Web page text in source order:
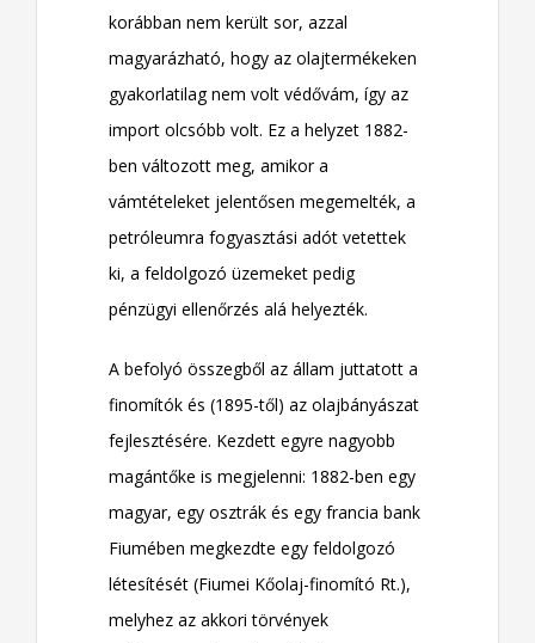
korábban nem került sor, azzal
magyarázható, hogy az olajtermékeken
gyakorlatilag nem volt védővám, így az
import olcsóbb volt. Ez a helyzet 1882-
ben változott meg, amikor a
vámtételeket jelentősen megemelték, a
petróleumra fogyasztási adót vetettek
ki, a feldolgozó üzemeket pedig
pénzügyi ellenőrzés alá helyezték.
A befolyó összegből az állam juttatott a
finomítók és (1895-től) az olajbányászat
fejlesztésére. Kezdett egyre nagyobb
magántőke is megjelenni: 1882-ben egy
magyar, egy osztrák és egy francia bank
Fiumében megkezdte egy feldolgozó
létesítését (Fiumei Kőolaj-finomító Rt.),
melyhez az akkori törvények